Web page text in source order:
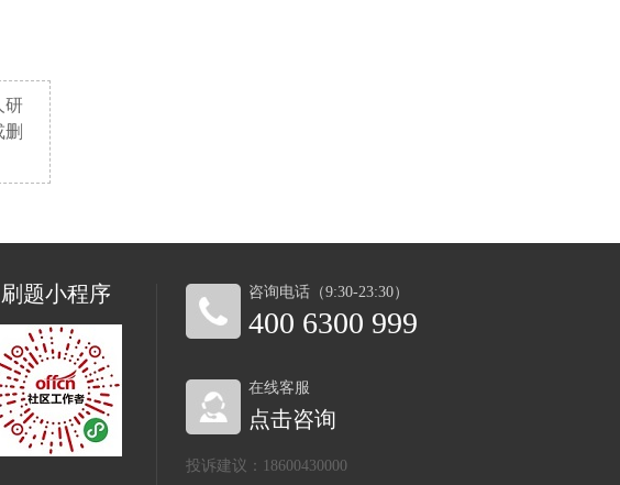
研
刷题小程序 咨询电话（9:30-23:30）
400 6300 999
在线客服
点击咨询
投诉建议：18600430000